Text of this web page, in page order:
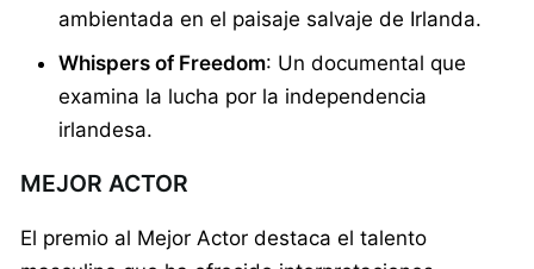
ambientada en el paisaje salvaje de Irlanda.
Whispers of Freedom: Un documental que
examina la lucha por la independencia
irlandesa.
MEJOR ACTOR
El premio al Mejor Actor destaca el talento